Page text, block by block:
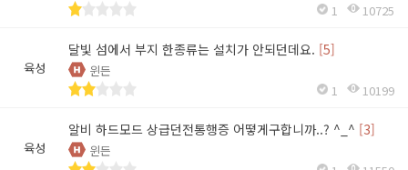
1
10725
육성
달빛 섬에서 부지 한종류는 설치가 안되던데요. [5]
윈든
1
10199
육성
알비 하드모드 상급던전통행증 어떻게구합니까..? ^_^ [3]
윈든